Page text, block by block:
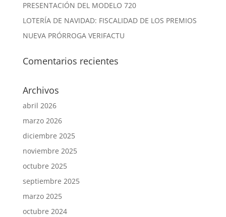
PRESENTACIÓN DEL MODELO 720
LOTERÍA DE NAVIDAD: FISCALIDAD DE LOS PREMIOS
NUEVA PRÓRROGA VERIFACTU
Comentarios recientes
Archivos
abril 2026
marzo 2026
diciembre 2025
noviembre 2025
octubre 2025
septiembre 2025
marzo 2025
octubre 2024